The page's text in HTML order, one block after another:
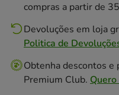
compras a partir de
Devoluções em loja
Politica de
Obtenha descontos e
Premium Club.